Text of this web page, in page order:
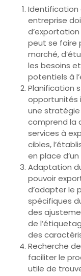
Identification
entreprise
peut se faire
marché,
les besoins
potentiels à
Planification
opportunités
une stratégie
comprend la
services à
cibles,
en place
Adaptation
pouvoir
d’adapter le
spécifiques
des
de
des
Recherche
faciliter le
utile de